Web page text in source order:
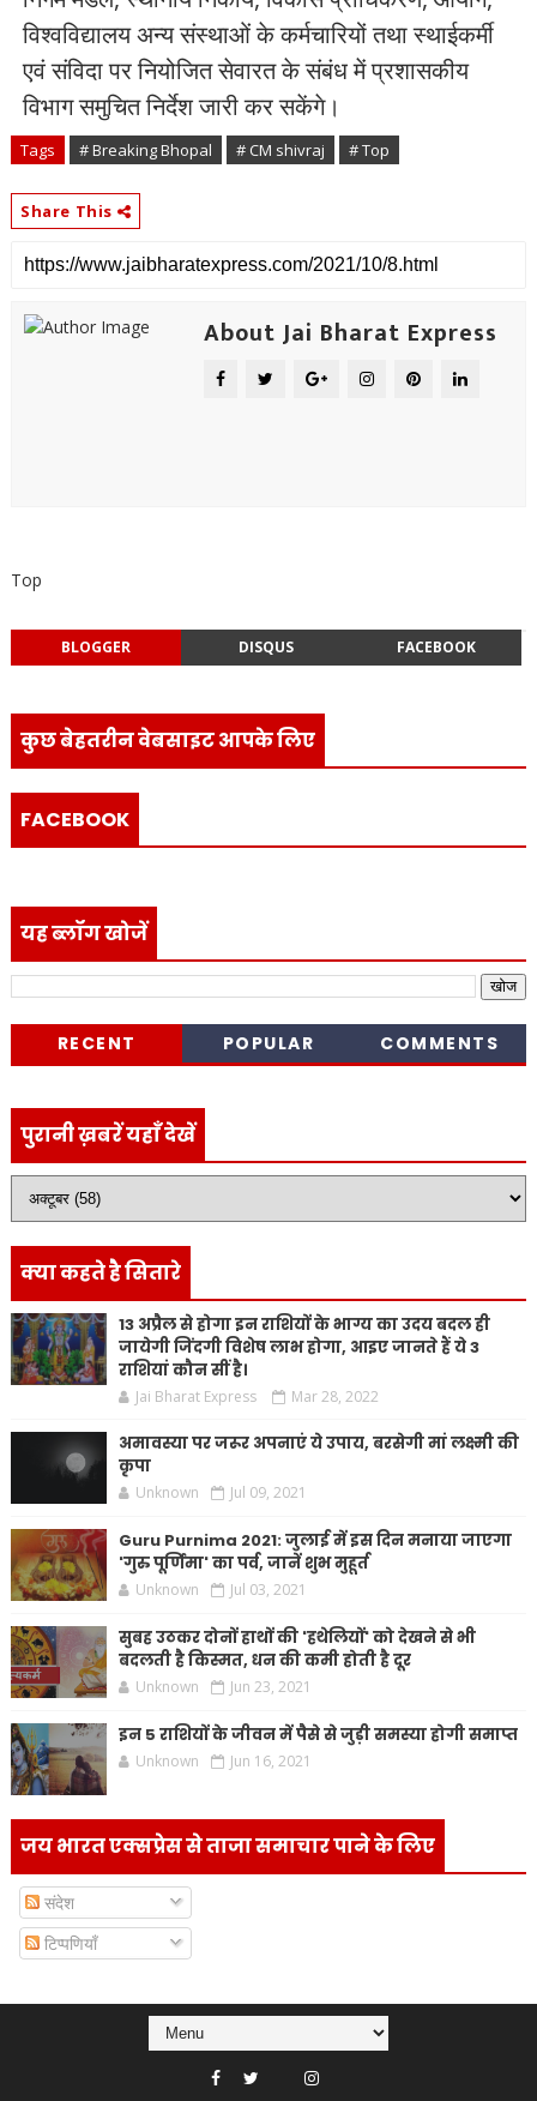
विश्वविद्यालय अन्य संस्थाओं के कर्मचारियों तथा स्थाईकर्मी
एवं संविदा पर नियोजित सेवारत के संबंध में प्रशासकीय
विभाग समुचित निर्देश जारी कर सकेंगे।
Tags # Breaking Bhopal # CM shivraj # Top
Share This
About Jai Bharat Express
Top
BLOGGER DISQUS FACEBOOK
कुछ बेहतरीन वेबसाइट आपके लिए
FACEBOOK
यह ब्लॉग खोजें
RECENT POPULAR COMMENTS
पुरानी ख़बरें यहाँ देखें
क्या कहते है सितारे
13 अप्रैल से होगा इन राशियों के भाग्य का उदय बदल ही
जायेगी जिंदगी विशेष लाभ होगा, आइए जानते हैं ये 3
राशियां कौन सीं है।
Jai Bharat Express Mar 28, 2022
अमावस्या पर जरूर अपनाएं ये उपाय, बरसेगी मां लक्ष्मी की
कृपा
Unknown Jul 09, 2021
Guru Purnima 2021: जुलाई में इस दिन मनाया जाएगा
'गुरु पूर्णिमा' का पर्व, जानें शुभ मुहूर्त
Unknown Jul 03, 2021
सुबह उठकर दोनों हाथों की 'हथेलियों' को देखने से भी
बदलती है किस्मत, धन की कमी होती है दूर
Unknown Jun 23, 2021
इन 5 राशियों के जीवन में पैसे से जुड़ी समस्या होगी समाप्त
Unknown Jun 16, 2021
जय भारत एक्सप्रेस से ताजा समाचार पाने के लिए
संदेश
टिप्पणियाँ